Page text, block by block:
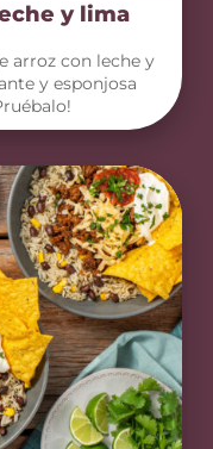
y lima
arroz con leche y
y esponjosa